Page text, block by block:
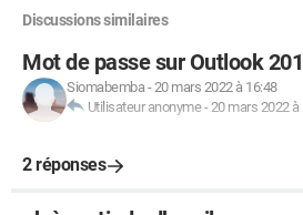
Discussions similaires
Mot de passe sur Outlook
Siomabemba-20 mars 2022 à 16:48
Utilisateur anonyme-20 mars 2022 à
2 réponses